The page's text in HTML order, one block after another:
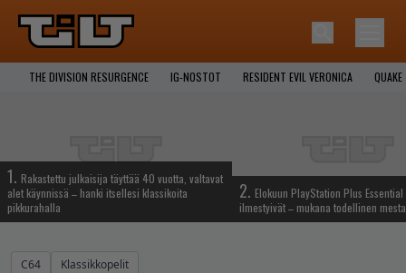
THE DIVISION RESURGENCE IG-NOSTOT RESIDENT EVIL VERONICA QUAKE
1. Rakastettu julkaisija täyttää 40 vuotta, valtavat
alet käynnissä – hanki itsellesi klassikoita
pikkurahalla
2. Elokuun PlayStation Plus
ilmestyivät – mukana todellinen
C64 Klassikkopelit